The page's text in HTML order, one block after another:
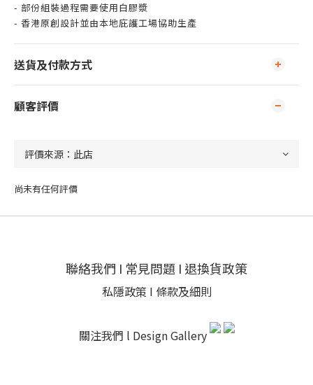
- 部份組裝過程需要使用白膠漿
- 香港原創設計並由本地庇護工場協助生產
送貨及付款方式
顧客評價
尚未有任何評價
聯絡我們 I 常見問題 I 退換貨政策
私隱政策 I 條款及細則
關注我們 l Design Gallery